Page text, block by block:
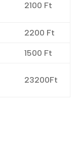
2100 Ft
2200 Ft
1500 Ft
23200Ft